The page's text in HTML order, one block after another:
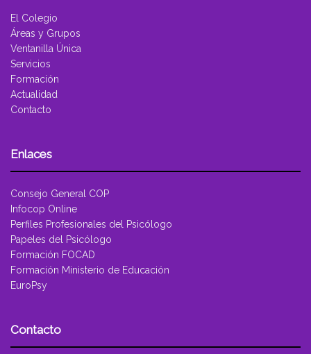
El Colegio
Áreas y Grupos
Ventanilla Única
Servicios
Formación
Actualidad
Contacto
Enlaces
Consejo General COP
Infocop Online
Perfiles Profesionales del Psicólogo
Papeles del Psicólogo
Formación FOCAD
Formación Ministerio de Educación
EuroPsy
Contacto